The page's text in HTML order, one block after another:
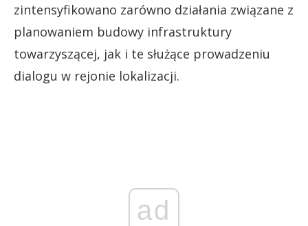
zintensyfikowano zarówno działania związane z
planowaniem budowy infrastruktury
towarzyszącej, jak i te służące prowadzeniu
dialogu w rejonie lokalizacji.
ad